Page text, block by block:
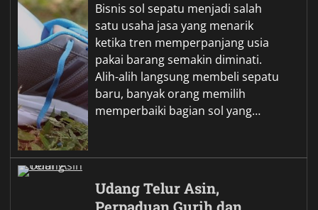
Bisnis sol sepatu menjadi salah
satu usaha jasa yang menarik
ketika tren memperpanjang usia
pakai barang semakin diminati.
Alih-alih langsung membeli sepatu
baru, banyak orang memilih
memperbaiki bagian sol yang…
Udang Telur Asin,